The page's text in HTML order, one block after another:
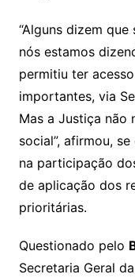
“Alguns dizem
nós estamos
permitiu ter
importantes, via
Mas a Justiça não
social”, afirmou,
na participação
de aplicação dos
prioritárias.
Questionado pelo
Secretaria Geral